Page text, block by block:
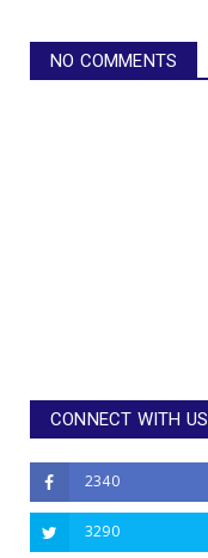
NO COMMENTS
CONNECT WITH US
2340
3290